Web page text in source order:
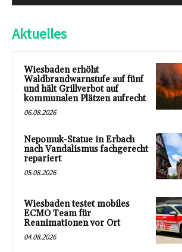
Aktuelles
Wiesbaden erhöht
Waldbrandwarnstufe auf fünf
und hält Grillverbot auf
kommunalen Plätzen aufrecht
06.08.2026
Nepomuk-Statue in Erbach
nach Vandalismus fachgerecht
repariert
05.08.2026
Wiesbaden testet mobiles
ECMO Team für
Reanimationen vor Ort
04.08.2026